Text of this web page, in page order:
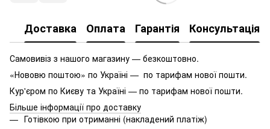
Доставка Оплата Гарантія Консультація
Самовивіз з нашого магазину — безкоштовно.
«Нововю поштою» по Україні — по тарифам нової пошти.
Кур'єром по Києву та Україні — по тарифам нової пошти.
Більше інформації про доставку
Готівкою при отриманні (накладений платіж)